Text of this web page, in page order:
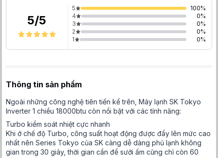
5/5
5 100%
4
0%
3
0%
2
0%
1
0%
Thông tin sản phẩm
Ngoài những công nghệ tiên tiến kể trên, Máy lạnh SK Tokyo
Inverter 1 chiều 18000btu còn nổi bật với các tính năng:
Turbo kiểm soát nhiệt cực nhanh
Khi ở chế độ Turbo, công suất hoạt động được đẩy lên mức cao
nhất nên Series Tokyo của SK càng dễ dàng phủ lạnh không
gian trong 30 giây, thời gian cần để sưởi ấm cũng chỉ còn 60